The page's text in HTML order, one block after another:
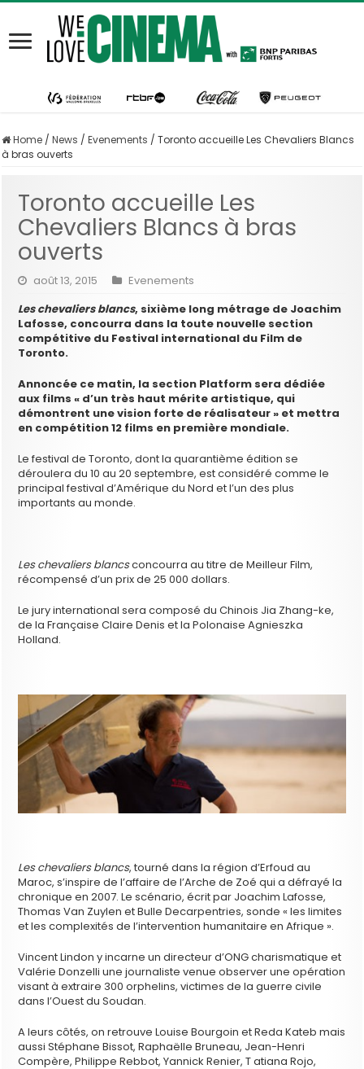
Home / News / Evenements / Toronto accueille Les Chevaliers Blancs
à bras ouverts
Toronto accueille Les
Chevaliers Blancs à bras
ouverts
août 13, 2015
Evenements
Les chevaliers blancs, sixième long métrage de Joachim
Lafosse, concourra dans la toute nouvelle section
compétitive du Festival international du Film de
Toronto.
Annoncée ce matin, la section Platform sera dédiée
aux films « d’un très haut mérite artistique, qui
démontrent une vision forte de réalisateur » et mettra
en compétition 12 films en première mondiale.
Le festival de Toronto, dont la quarantième édition se
déroulera du 10 au 20 septembre, est considéré comme le
principal festival d’Amérique du Nord et l’un des plus
importants au monde.
Les chevaliers blancsconcourra au titre de Meilleur Film,
récompensé d’un prix de 25 000 dollars.
Le jury international sera composé du Chinois Jia Zhang-ke,
de la Française Claire Denis et la Polonaise Agnieszka
Holland.
Les chevaliers blancs, tourné dans la région d’Erfoud au
Maroc, s’inspire de l’affaire de l’Arche de Zoé qui a défrayé la
chronique en 2007. Le scénario, écrit par Joachim Lafosse,
Thomas Van Zuylen et Bulle Decarpentries, sonde « les limites
et les complexités de l’intervention humanitaire en Afrique ».
Vincent Lindon y incarne un directeur d’ONG charismatique et
Valérie Donzelli une journaliste venue observer une opération
visant à extraire 300 orphelins, victimes de la guerre civile
dans l’Ouest du Soudan.
A leurs côtés, on retrouve Louise Bourgoin et Reda Kateb mais
aussi Stéphane Bissot, Raphaëlle Bruneau, Jean-Henri
Compère, Philippe Rebbot, Yannick Renier, T atiana Rojo,